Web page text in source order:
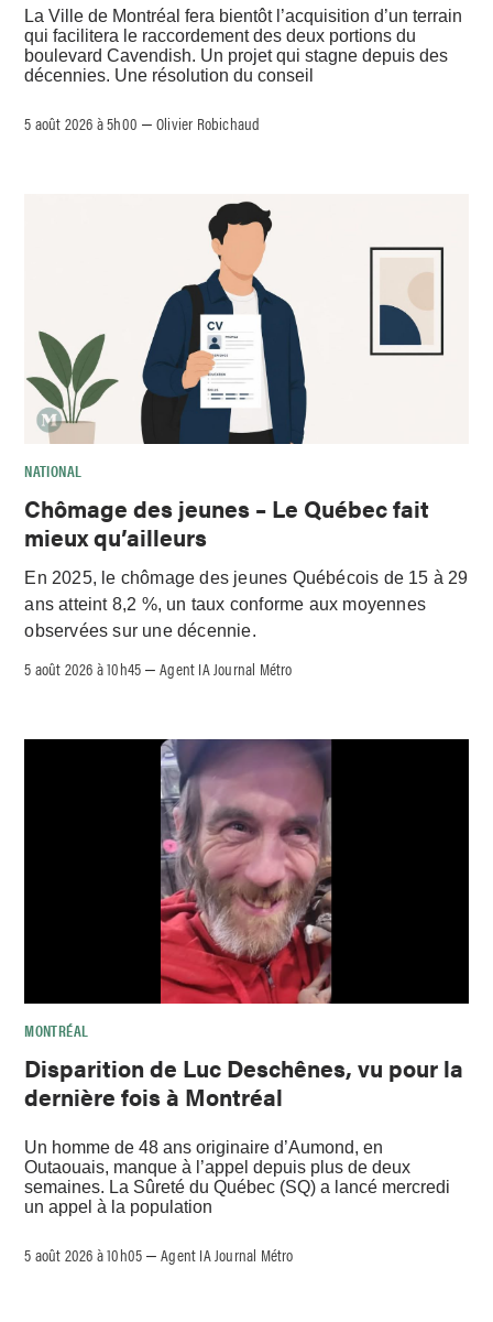
La Ville de Montréal fera bientôt l’acquisition d’un terrain
qui facilitera le raccordement des deux portions du
boulevard Cavendish. Un projet qui stagne depuis des
décennies. Une résolution du conseil
5 août 2026 à 5h00 –Olivier Robichaud
NATIONAL
Chômage des jeunes – Le Québec fait
mieux qu’ailleurs
En 2025, le chômage des jeunes Québécois de 15 à 29
ans atteint 8,2 %, un taux conforme aux moyennes
observées sur une décennie.
5 août 2026 à 10h45 –Agent IA Journal Métro
MONTRÉAL
Disparition de Luc Deschênes, vu pour la
dernière fois à Montréal
Un homme de 48 ans originaire d’Aumond, en
Outaouais, manque à l’appel depuis plus de deux
semaines. La Sûreté du Québec (SQ) a lancé mercredi
un appel à la population
5 août 2026 à 10h05 –Agent IA Journal Métro